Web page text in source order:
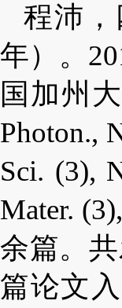
程沛
年）。
国加州
Photon.,
Sci. (3),
Mater.
余篇。
篇论文